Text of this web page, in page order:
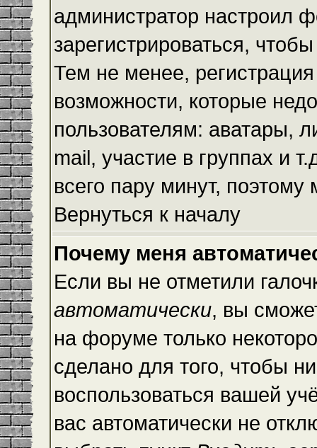
администратор настроил
зарегистрироваться,
Тем не менее,
возможности, которые
пользователям: аватары,
mail, участие в группах и
всего пару минут,
Вернуться к началу
Почему меня
Если вы не отметили
автоматически, вы
на форуме только
сделано для того, чтобы
воспользоваться вашей
вас автоматически не